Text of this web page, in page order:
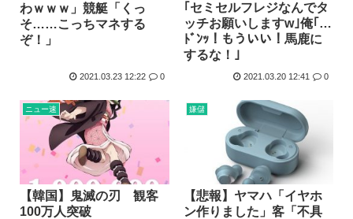
わｗｗｗ」競艇「くっ
そ……こっちマネする
ぞ！」
2021.03.23 12:22 0
｢セミセルフレジなんでタ
ッチお願いしますw｣俺｢…
ﾄﾞﾝｯ！もういい！馬鹿に
するな！｣
2021.03.20 12:41 0
ニュー速
【韓国】鬼滅の刃 観客
100万人突破
嫌儲
【悲報】ヤマハ「イヤホ
ン作りました」客「不具